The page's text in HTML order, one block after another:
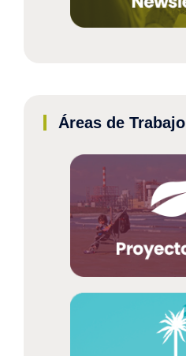
Áreas de Trabajo